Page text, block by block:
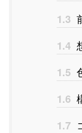
1.3
1.4
1.5
1.6
1.7